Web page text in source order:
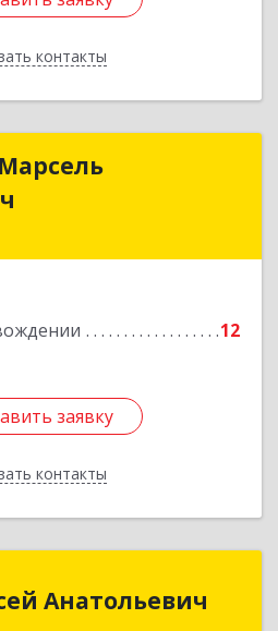
контакты
Назад
12
заявку
контакты
Марсель
Подробнее
заявку
Назад
Анатольевич
Анатольевич